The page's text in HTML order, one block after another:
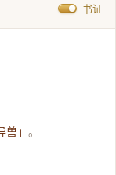
书证
兽」。